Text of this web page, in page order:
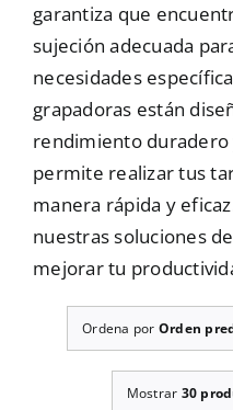
Contacto
garantiza que
sujeción adecuada
necesidades
grapadoras están
rendimiento duradero
permite realizar tus
manera rápida y
nuestras soluciones
mejorar tu
Ordena por Orden
Mostrar 30